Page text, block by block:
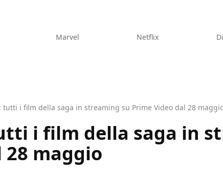
Marvel Netflix
tutti i film della saga in streaming su Prime Video dal 28
i film della saga in
28 maggio